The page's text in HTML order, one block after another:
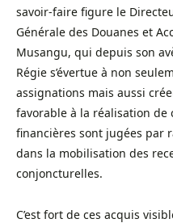
savoir-faire figure le
Générale des Douanes et
Musangu, qui depuis son
Régie s’évertue à non
assignations mais aussi
favorable à la réalisation
financières sont jugées par
dans la mobilisation des
conjoncturelles.
C’est fort de ces acquis